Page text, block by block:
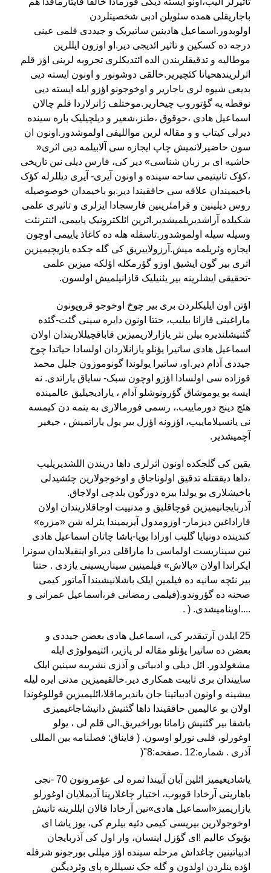
باجاریقلی همده سئویلن ادبی شخصیتلردن
اولوبدور.اسماعیل هادینین ساتیریک و جیددی قلمی عینی
درجه ده کسکین و تاثیر ائدیجی دیر.او اوزون ایللرین
موطالیه و تدقیقلریندن الده ائتدیکلری تجروبه لرینی اؤز قلم
اثرلریندهحیاتا کئچیریر.خالقی دوشونور و اونون ایسته دیی
بدیعی شیوه لری باجاریر و اوخوجونو اؤزو ایله ایسته دیی
نوقطه یه گؤتوروب چیخاریر.موختلف ژانرلاردا قلم چالان
اسماعیل هادی ،حوقوق ،طنز،شعیر و دیلچیلیک باره سینده
دیرلی کیتاب و و مقاله لرین مواللیفی اولموشدور.اونون ان
سون حاضیرلانمیش چاپ ایجازه سی آلابیلمه دیی اثری«
حاشیه ای بر زبان شناسی» دیر کی، فارس دیلی نین تاریخی
،کؤک تانیتیمی ساحه سینده و اونون آیری- آیری دیللرله کؤک
باخیمیندان علاقه سی حاققیندا دیر.بو باخیمدان خوصوصیله
روس دیلینین و قرامئرینین فارسجادا ایزلری و تاثیری علمی
شکیلده آراشدیریلمیشدیر.اثرین ائلکترونیک یاییمی، ائنترنئت
وسیله سیله اولموشدور.تاسفله هله ده کاغاذ یاییمی اوچون
ایجازه وئریلمه میش.آرزولاییریق کی گله جکده یازیچیمیزین
اثری بیر گون ایشیق اوزو گؤرمکله اؤلکه میزین علمی
-تحقیقی ایشلرینه بیر یئنیلیک قازانیلمیش اولسون.
اؤتن اون ایلیکلردن بری بیر چوخ اوخوجو قروپونون
ماراغینی قازانا بیلیب، حتتا اونون دایره سینی گئت-گئده
گئنیشلندیره بیلن نثر یازارلاریمیزین قاباقچیللاریندان اولان
اسماعیل هادی ساتیرا یؤنلو یازانلاردان اولسادا حیاتدا چوخ
جیددی آدام دیر.او، ساتیرا یولوندا گونوموزون جلیل محمد
قوزاده سی اولسادا اؤزو اوچون سبک- سایاق یاراتدی. نه
ایسه بو یوموشاق گؤرونوشلو آدام ، یارادیجیلیق عالمینده
هئچ دینج دورماییب.، رسمی فورمالاری به ینمه دن کیمسه
نی یانسیلاماییب، اؤزونه اؤزل بیر یول یاراتمیش ، جیغیر
آچمیشدیر .
یقین کی گلجکده اونون اثرلری داها دریندن اللشدیریلیب
،داها دیققتله تدقیق اولوناجاق و اوخوجولارین چئشیدلی
باخیشلاری بو یولدا بیزه دوزگون بلدچی اولاجاق.
آذربایجانیمیزین قوچاقلیق و مدنییت اوجاقلاریندان اولان
قاراداغین دیزمار- اوزومدول آیریمیندا یئرله شن «مزره»
کندینده دونیایا گلیب اورادا بویا-باشا چاتان اسماعیل هادی
نین سیناریست اولماسی دا ماراقلی دیر.او اینقیلابدان سونرا
ایکراندا اولان «بالاش» فیلمینین سیناریسینی یازدی . حتتا
بیر نئچه سانیه ده فیلمین ایلک باشلانیشیندا آماتور کیمی
صحنه ده گؤروندو.(فیلمی رمضانی فر،اسماعیل عمرانی و
....اوینامیشدی. ) .
25 ایلدن آرتیقدیر کی، اسماعیل هادی بعضن جیددی و
بعضن ده ساتیرا یؤنلو مقاله لر یازیر، ائتیمولوژی ایله
مشغولدور. ائل دیلی و ادبیاتی و آذزی نشرییه سینین ایلک
ساییندان بری ثابیت همکاری دیر.خالقیمیزین مدنی ایره لیله
ییشینه و اونون ادبیاتینا جان یاندیرماقلا،ائلیمیزین قوللوغوندا
اولان بو عالیمین حاققیندا داها گئنیش دانیشاجاغیمیزی
باشقا بیر گئنیش زامانا بوراخیریق.الی قلم لی ، یولو
اوغورلو، قلبی نورلو اوسون. ( قایناق: فصلنامه بین المللی
آذری . شماره:12 .صفحه:8
)"
یاشادیغیمیز ائلین آبان آییندا ثمره لی عؤمرونون 70 -نجی
باهارینی آرخادا قویوب، اختیار چاغلارینا آدیملایان اوغورلو
یازاریمیز«اسماعیل هادی»نین آرخادا قالان ایللرینه تانیش
اوخوجولارین بیریسی کیمی دئیه بیلرم کی، یوز یاشا ای
بؤیوک عالیم !ای گؤزل اینسان، وار اول کی آذربایجان
ادبیاتینین چاغداش مرحله سینده اؤز میللی بورجونو شرفله
اؤده ینلردن اولدون و گله جک نسیللره پای وئردیگین